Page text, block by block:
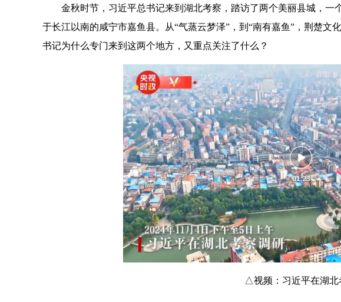
金秋时节，习近平总书记来到湖北考察，踏访了两个美丽县城，一
于长江以南的咸宁市嘉鱼县。从“气蒸云梦泽”，到“南有嘉鱼”，荆楚文
书记为什么专门来到这两个地方，又重点关注了什么？
△视频：习近平在湖北